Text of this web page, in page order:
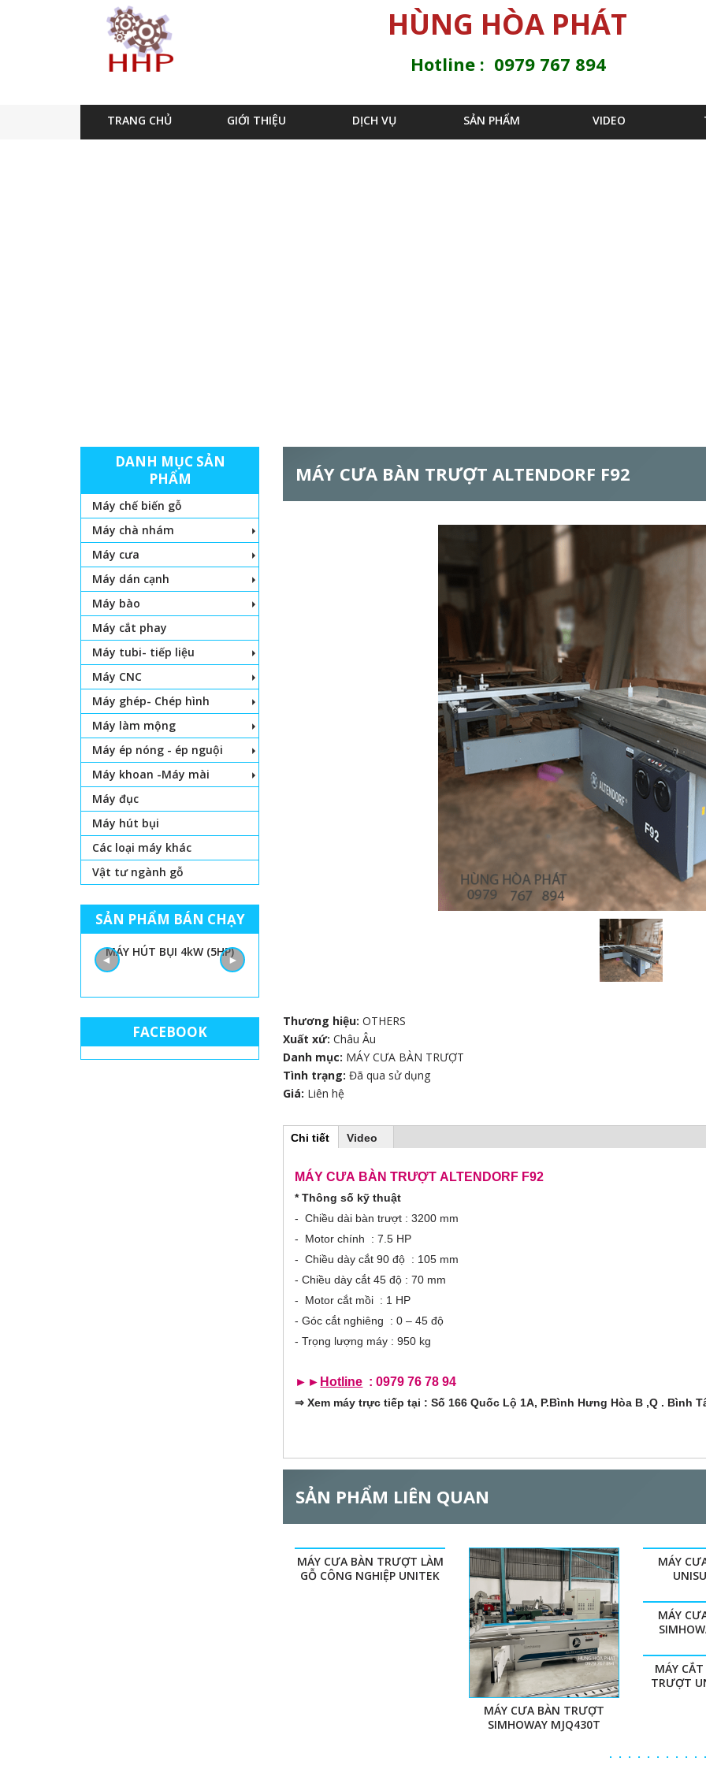
Jump to navigation
HÙNG HÒA PHÁT
Hotline : 0979 767 894
TRANG CHỦ GIỚI THIỆU DỊCH VỤ SẢN PHẨM VIDEO
MÁY CƯA BÀN TRƯỢT ALTENDORF F92
Thương hiệu:OTHERS
Xuất xứ:Châu Âu
Danh mục: MÁY CƯA BÀN TRƯỢT
Tình trạng:Đã qua sử dụng
Giá: Liên hệ
o
o
n
a
G
Chi tiết(
b
o
t
đ
n
g
Video
MÁY CƯA BÀN TRƯỢT ALTENDORF F92
* Thông số kỹ thuật
- Chiều dài bàn trượt : 3200 mm
- Motor chính : 7.5 HP
- Chiều dày cắt 90 độ : 105 mm
- Chiều dày cắt 45 độ : 70 mm
- Motor cắt mồi : 1 HP
- Góc cắt nghiêng : 0 – 45 độ
- Trọng lượng máy : 950 kg
►► Hotline : 0979 76 78 94
⇒ Xem máy trực tiếp tại : Số 166 Quốc Lộ 1A, P.Bình Hưng Hòa B ,Q . Bình
SẢN PHẨM LIÊN QUAN
MÁY CƯA BÀN TRƯỢT LÀM
GỖ CÔNG NGHIỆP UNITEK
MÁY CƯA BÀN TRƯỢT
SIMHOWAY MJQ430T
MÁY
MÁY
MÁY
TRƯỢT
DANH MỤC SẢN
PHẨM
Máy chế biến gỗ
Máy chà nhám
Máy cưa
Máy dán cạnh
Máy bào
Máy cắt phay
Máy tubi- tiếp liệu
Máy CNC
Máy ghép- Chép hình
Máy làm mộng
Máy ép nóng - ép nguội
Máy khoan -Máy mài
Máy đục
Máy hút bụi
Các loại máy khác
Vật tư ngành gỗ
SẢN PHẨM BÁN CHẠY
MÁY HÚT BỤI 4kW (5HP)
BÁNH XE DÙNG
PHÔI 60X100
◄ ►
FACEBOOK